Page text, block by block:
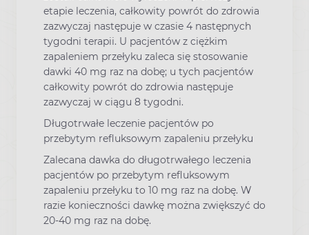
etapie leczenia, całkowity powrót do zdrowia
zazwyczaj następuje w czasie 4 następnych
tygodni terapii. U pacjentów z ciężkim
zapaleniem przełyku zaleca się stosowanie
dawki 40 mg raz na dobę; u tych pacjentów
całkowity powrót do zdrowia następuje
zazwyczaj w ciągu 8 tygodni.
Długotrwałe leczenie pacjentów po
przebytym refluksowym zapaleniu przełyku
Zalecana dawka do długotrwałego leczenia
pacjentów po przebytym refluksowym
zapaleniu przełyku to 10 mg raz na dobę. W
razie konieczności dawkę można zwiększyć do
20-40 mg raz na dobę.